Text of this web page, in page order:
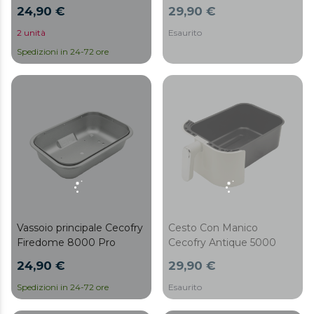
24,90 €
2 unità
Spedizioni in 24-72 ore
29,90 €
Esaurito
Vassoio principale Cecofry
Firedome 8000 Pro
24,90 €
Spedizioni in 24-72 ore
Cesto Con Manico
Cecofry Antique 5000
29,90 €
Esaurito